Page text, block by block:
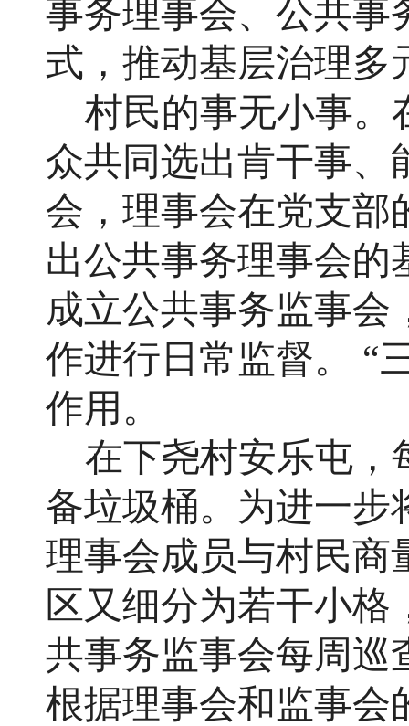
事务理事会、公共事
式，推动基层治理多
村民的事无小事。
众共同选出肯干事、
会，理事会在党支部
出公共事务理事会的
成立公共事务监事
作进行日常监督。 “
作用。
在下尧村安乐屯，
备垃圾桶。为进一步
理事会成员与村民商
区又细分为若干小
共事务监事会每周巡
根据理事会和监事会